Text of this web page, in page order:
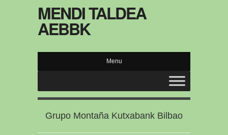
MENDI TALDEA
AEBBK
Menu
Grupo Montaña Kutxabank Bilbao